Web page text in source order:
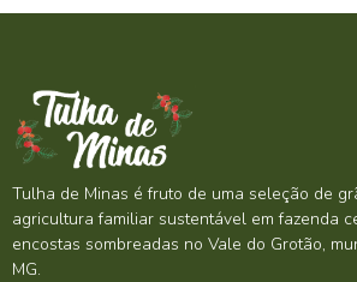
Tulha de Minas é fruto de uma seleção de
agricultura familiar sustentável em fazenda
encostas sombreadas no Vale do Grotão,
MG.